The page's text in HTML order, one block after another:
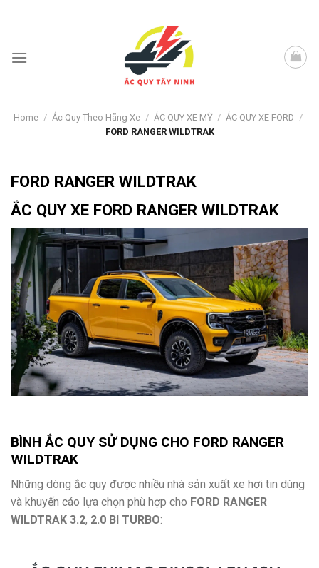
Home / Ắc Quy Theo Hãng Xe / ẮC QUY XE MỸ / ẮC QUY XE FORD /
FORD RANGER WILDTRAK
FORD RANGER WILDTRAK
ẮC QUY XE FORD RANGER WILDTRAK
BÌNH ẮC QUY SỬ DỤNG CHO FORD RANGER
WILDTRAK
Những dòng ắc quy được nhiều nhà sản xuất xe hơi tin dùng
và khuyến cáo lựa chọn phù hợp cho FORD RANGER
WILDTRAK 3.2, 2.0 BI TURBO: